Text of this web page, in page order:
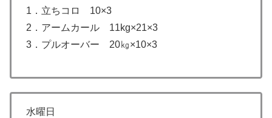
1．立ちコロ 10×3
2．アームカール 11kg×21×3
3．プルオーバー 20㎏×10×3
水曜日